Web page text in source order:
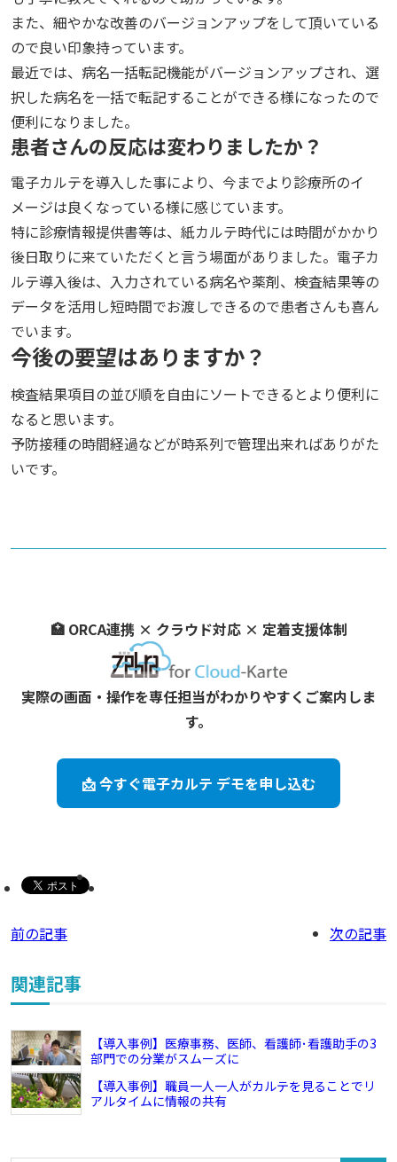
また、細やかな改善のバージョンアップをして頂いている
ので良い印象持っています。
最近では、病名一括転記機能がバージョンアップされ、選
択した病名を一括で転記することができる様になったので
便利になりました。
患者さんの反応は変わりましたか？
電子カルテを導入した事により、今までより診療所のイ
メージは良くなっている様に感じています。
特に診療情報提供書等は、紙カルテ時代には時間がかかり
後日取りに来ていただくと言う場面がありました。電子カ
ルテ導入後は、入力されている病名や薬剤、検査結果等の
データを活用し短時間でお渡しできるので患者さんも喜ん
でいます。
今後の要望はありますか？
検査結果項目の並び順を自由にソートできるとより便利に
なると思います。
予防接種の時間経過などが時系列で管理出来ればありがた
いです。
🏥 ORCA連携 × クラウド対応 × 定着支援体制
実際の画面・操作を専任担当がわかりやすくご案内しま
す。
📩 今すぐ電子カルテ デモを申し込む
前の記事 次の記事
関連記事
【導入事例】医療事務、医師、看護師･看護助手の3
部門での分業がスムーズに
【導入事例】職員一人一人がカルテを見ることでリ
アルタイムに情報の共有